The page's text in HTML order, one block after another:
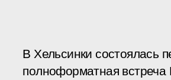
В Хельсинки состоялась
полноформатная встреча